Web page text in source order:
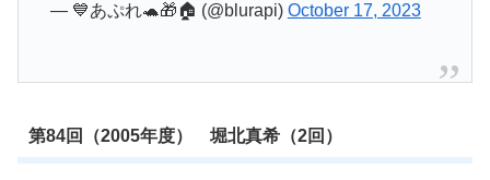
— 💙あぷれ🐢🎁🏠 (@blurapi) October 17, 2023
第84回（2005年度） 堀北真希（2回）